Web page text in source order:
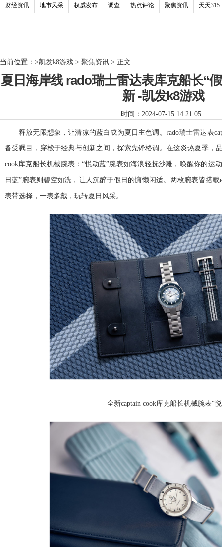
财经资讯 地市风采 权威发布 调查 热点评论 聚焦资讯 天天315
当前位置： >凯发k8游戏 > 聚焦资讯 > 正文
夏日海岸线 rado瑞士雷达表库克船长“
新 -凯发k8游戏
时间：2024-07-15 14:21:05
释放无限想象，让清凉的蓝白成为夏日主色调。rado瑞士雷达表
备受瞩目，穿梭于经典与创新之间，探索先锋格调。在这炎热夏季，
cook库克船长机械腕表：“悦动蓝”腕表如海浪轻抚沙滩，唤醒你的运
日蓝”腕表则碧空如洗，让人沉醉于假日的慵懒闲适。两枚腕表皆搭
表带选择，一表多戴，玩转夏日风采。
全新captain cook库克船长机械腕表“